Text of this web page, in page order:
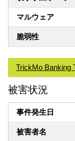
マルウェア
脆弱性
TrickMo Banking
被害状況
事件発生日
被害者名